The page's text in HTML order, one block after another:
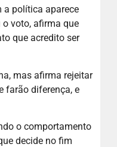
a política aparece
voto, afirma que
que acredito ser
mas afirma rejeitar
farão diferença, e
o comportamento
decide no fim